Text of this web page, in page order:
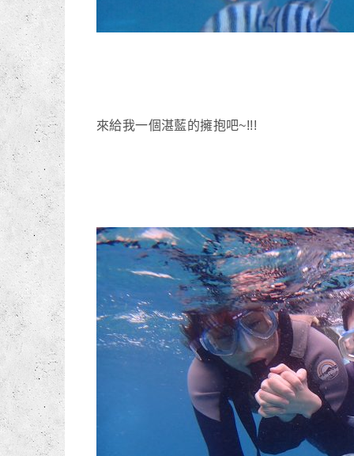
來給我一個湛藍的擁抱吧~!!!